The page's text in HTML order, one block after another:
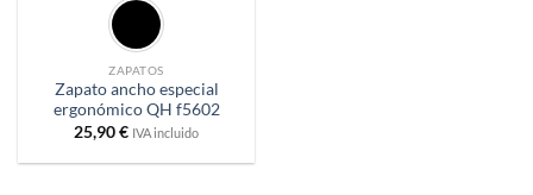
ZAPATOS
Zapato ancho especial
ergonómico QH f5602
25,90€ IVA incluido